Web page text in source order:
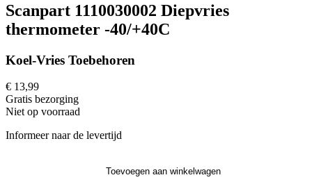
Scanpart 1110030002 Diepvries
thermometer -40/+40C
Koel-Vries Toebehoren
€ 13,99
Gratis bezorging
Niet op voorraad
Informeer naar de levertijd
Toevoegen aan winkelwagen